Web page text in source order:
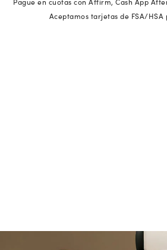
Aceptamos tarjetas de FSA/HSA